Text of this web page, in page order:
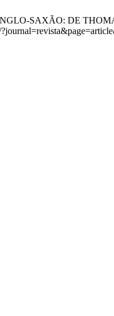
SAXÃO: DE